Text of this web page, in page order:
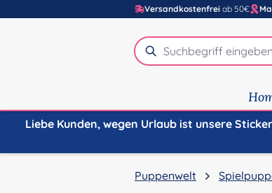
Hauptinhalt springen
Zur Suche springen
Zur Hauptnavigation springen
Versandkostenfrei ab 50€
Liebe Kunden, wegen Urlaub ist unsere
Puppenwelt